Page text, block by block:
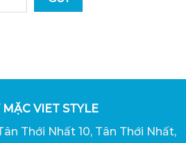
VIET STYLE
Thới Nhất 10, Tân Thới Nhất,